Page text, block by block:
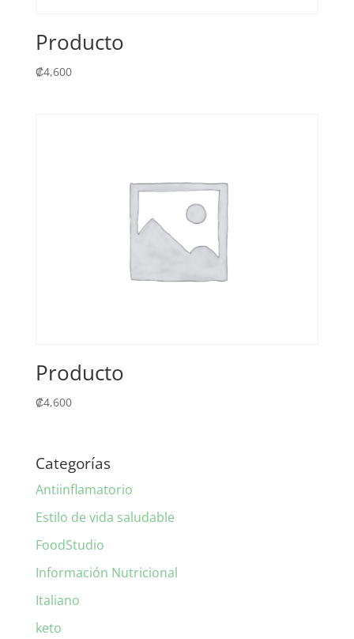
Producto
₡4,600
Producto
₡4,600
Categorías
Antiinflamatorio
Estilo de vida saludable
FoodStudio
Información Nutricional
Italiano
keto